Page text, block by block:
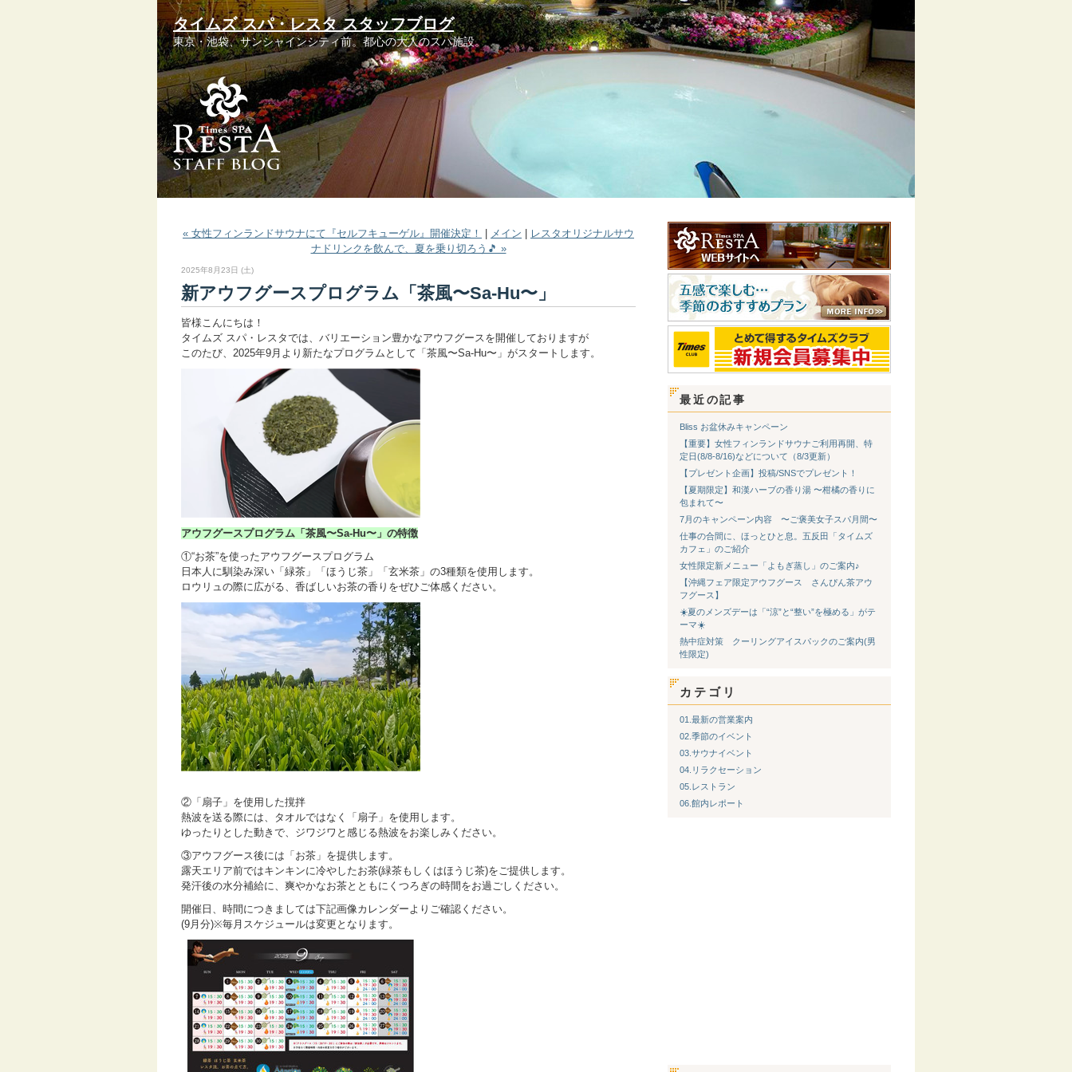
タイムズ スパ・レスタ スタッフブログ
東京・池袋、サンシャインシティ前。都心の大人のスパ施設。
« 女性フィンランドサウナにて『セルフキューゲル』開催決定！ メイン
レスタオリジナルサウ
ナドリンクを飲んで、夏を乗り切ろう🎵 »
2025年8月23日 (土)
新アウフグースプログラム「茶風〜Sa-Hu〜」
皆様こんにちは！
タイムズ スパ・レスタでは、バリエーション豊かなアウフグースを開催しておりますが
このたび、2025年9月より新たなプログラムとして「茶風〜Sa-Hu〜」がスタートします。
アウフグースプログラム「茶風〜Sa-Hu〜」の特徴
①“お茶”を使ったアウフグースプログラム
日本人に馴染み深い「緑茶」「ほうじ茶」「玄米茶」の3種類を使用します。
ロウリュの際に広がる、香ばしいお茶の香りをぜひご体感ください。
②「扇子」を使用した撹拌
熱波を送る際には、タオルではなく「扇子」を使用します。
ゆったりとした動きで、ジワジワと感じる熱波をお楽しみください。
③アウフグース後には「お茶」を提供します。
露天エリア前ではキンキンに冷やしたお茶(緑茶もしくはほうじ茶)をご提供します。
発汗後の水分補給に、爽やかなお茶とともにくつろぎの時間をお過ごしください。
開催日、時間につきましては下記画像カレンダーよりご確認ください。
(9月分)※毎月スケジュールは変更となります。
最近の記事
Bliss お盆休みキャンペーン
【重要】女性フィンランドサウナご利用再開、特
定日(8/8-8/16)などについて（8/3更新）
【プレゼント企画】投稿/SNSでプレゼント！
【夏期限定】和漢ハーブの香り湯 〜柑橘の香りに
包まれて〜
7月のキャンペーン内容 〜ご褒美女子スパ月間〜
仕事の合間に、ほっとひと息。五反田「タイムズ
カフェ」のご紹介
女性限定新メニュー「よもぎ蒸し」のご案内♪
【沖縄フェア限定アウフグース さんぴん茶アウ
フグース】
☀️夏のメンズデーは「“涼”と“整い”を極める」がテ
ーマ☀️
熱中症対策 クーリングアイスパックのご案内(男
性限定)
カテゴリ
01.最新の営業案内
02.季節のイベント
03.サウナイベント
04.リラクセーション
05.レストラン
06.館内レポート